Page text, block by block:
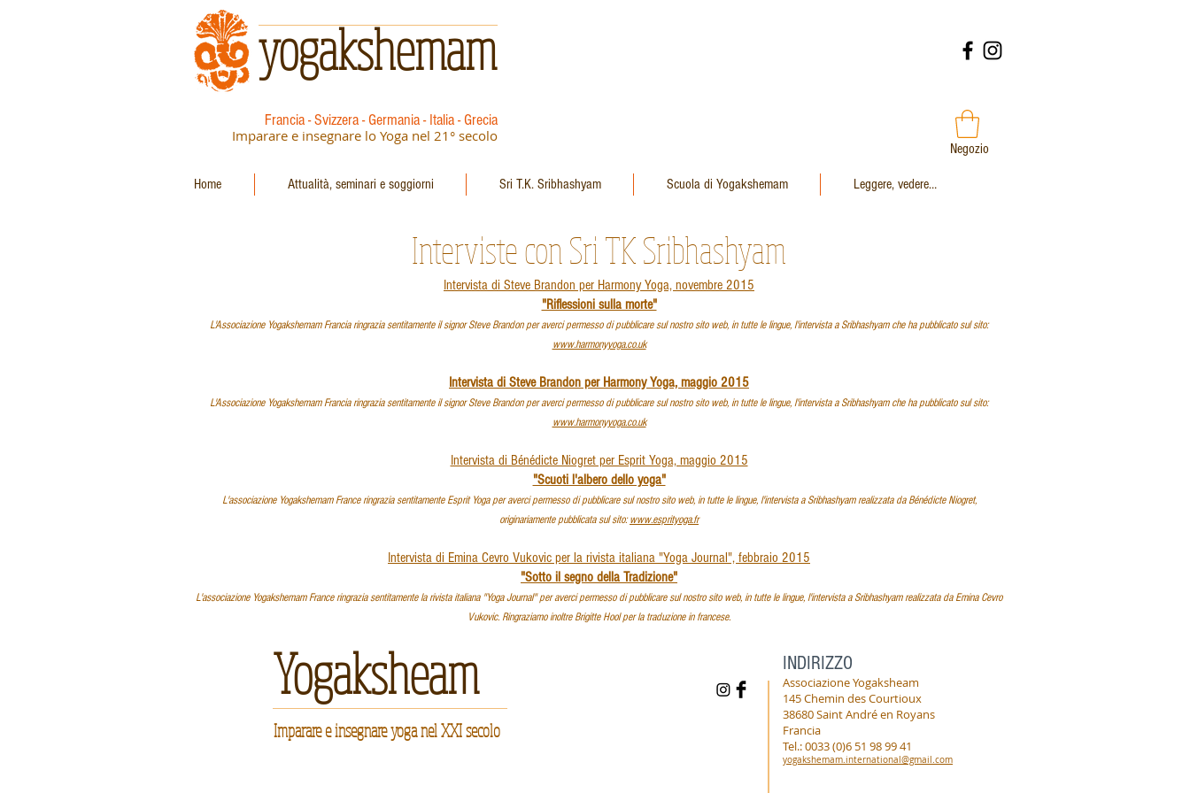
yogakshemam
Francia - Svizzera - Germania - Italia - Grecia
Imparare e insegnare lo Yoga nel 21° secolo
Negozio
Home Attualità, seminari e soggiorni Sri T.K. Sribhashyam Scuola di Yogakshemam Leggere, vedere…
Interviste con Sri TK Sribhashyam
Intervista di Steve Brandon per Harmony Yoga, novembre 2015
"Riflessioni sulla morte"
L'Associazione Yogakshemam Francia ringrazia sentitamente il signor Steve Brandon per averci permesso di pubblicare sul nostro sito web, in tutte le lingue, l'intervista a Sribhashyam che ha pubblicato sul sito:
www.harmonyyoga.co.uk
Intervista di Steve Brandon per Harmony Yoga, maggio 2015
L'Associazione Yogakshemam Francia ringrazia sentitamente il signor Steve Brandon per averci permesso di pubblicare sul nostro sito web, in tutte le lingue, l'intervista a Sribhashyam che ha pubblicato sul sito:
www.harmonyyoga.co.uk
Intervista di Bénédicte Niogret per Esprit Yoga, maggio 2015
"Scuoti l'albero dello yoga"
L'associazione Yogakshemam France ringrazia sentitamente Esprit Yoga per averci permesso di pubblicare sul nostro sito web, in tutte le lingue, l'intervista a Sribhashyam realizzata da Bénédicte Niogret,
originariamente pubblicata sul sito:www.esprityoga.fr
Intervista di Emina Cevro Vukovic per la rivista italiana "Yoga Journal", febbraio 2015
"Sotto il segno della Tradizione"
L'associazione Yogakshemam France ringrazia sentitamente la rivista italiana "Yoga Journal" per averci permesso di pubblicare sul nostro sito web, in tutte le lingue, l'intervista a Sribhashyam realizzata da Emina Cevro
Vukovic. Ringraziamo inoltre Brigitte Hool per la traduzione in francese.
Yogaksheam
Imparare e insegnare yoga nel XXI secolo
INDIRIZZO
Associazione Yogaksheam
145 Chemin des Courtioux
38680 Saint André en Royans
Francia
Tel.: 0033 (0)6 51 98 99 41
yogakshemam.international@gmail.com